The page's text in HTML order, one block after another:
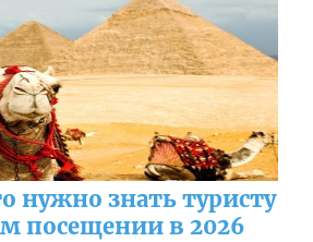
нужно знать туристу
посещении в 2026